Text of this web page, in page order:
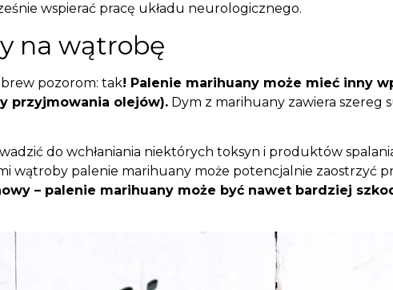
wspierać pracę układu neurologicznego.
na wątrobę
pozorom: tak! Palenie marihuany może mieć inny
przyjmowania olejów). Dym z marihuany zawiera szereg
do wchłaniania niektórych toksyn i produktów
wątroby palenie marihuany może potencjalnie zaostrzyć
– palenie marihuany może być nawet bardziej